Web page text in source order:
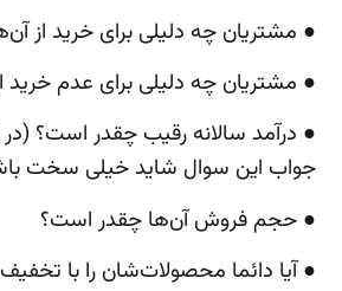
● مشتریان چه دلیلی برای خرید از
● مشتریان چه دلیلی برای عدم خرید
● درآمد سالانه رقیب چقدر است؟ (در
جواب این سوال شاید خیلی سخت
● حجم فروش آن‌ها چقدر است؟
● آیا دائما محصولات‌شان را با